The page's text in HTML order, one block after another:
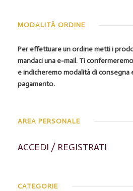
MODALITÀ ORDINE
Per effettuare un ordine metti i
mandaci una e-mail. Ti
e indicheremo modalità di consegna
pagamento.
AREA PERSONALE
ACCEDI / REGISTRATI
CATEGORIE